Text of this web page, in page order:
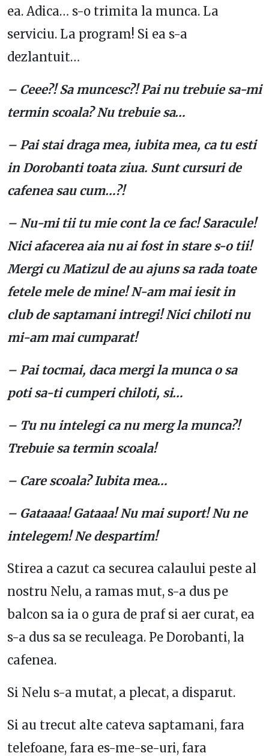
ea. Adica… s-o trimita la munca. La
serviciu. La program! Si ea s-a
dezlantuit…
– Ceee?! Sa muncesc?! Pai nu trebuie sa-mi
termin scoala? Nu trebuie sa…
– Pai stai draga mea, iubita mea, ca tu esti
in Dorobanti toata ziua. Sunt cursuri de
cafenea sau cum…?!
– Nu-mi tii tu mie cont la ce fac! Saracule!
Nici afacerea aia nu ai fost in stare s-o tii!
Mergi cu Matizul de au ajuns sa rada toate
fetele mele de mine! N-am mai iesit in
club de saptamani intregi! Nici chiloti nu
mi-am mai cumparat!
– Pai tocmai, daca mergi la munca o sa
poti sa-ti cumperi chiloti, si…
– Tu nu intelegi ca nu merg la munca?!
Trebuie sa termin scoala!
– Care scoala? Iubita mea…
– Gataaaa! Gataaa! Nu mai suport! Nu ne
intelegem! Ne despartim!
Stirea a cazut ca securea calaului peste al
nostru Nelu, a ramas mut, s-a dus pe
balcon sa ia o gura de praf si aer curat, ea
s-a dus sa se reculeaga. Pe Dorobanti, la
cafenea.
Si Nelu s-a mutat, a plecat, a disparut.
Si au trecut alte cateva saptamani, fara
telefoane, fara es-me-se-uri, fara